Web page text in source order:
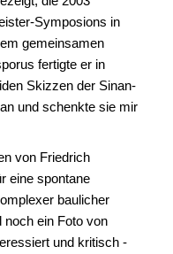
Symposions in
gemeinsamen
fertigte er in
Skizzen der Sinan-
und schenkte sie mir
von Friedrich
eine spontane
baulicher
noch ein Foto von
und kritisch -